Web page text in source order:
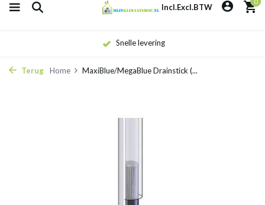
Incl.Excl.BTW
Snelle levering
Terug Home MaxiBlue/MegaBlue Drainstick (...